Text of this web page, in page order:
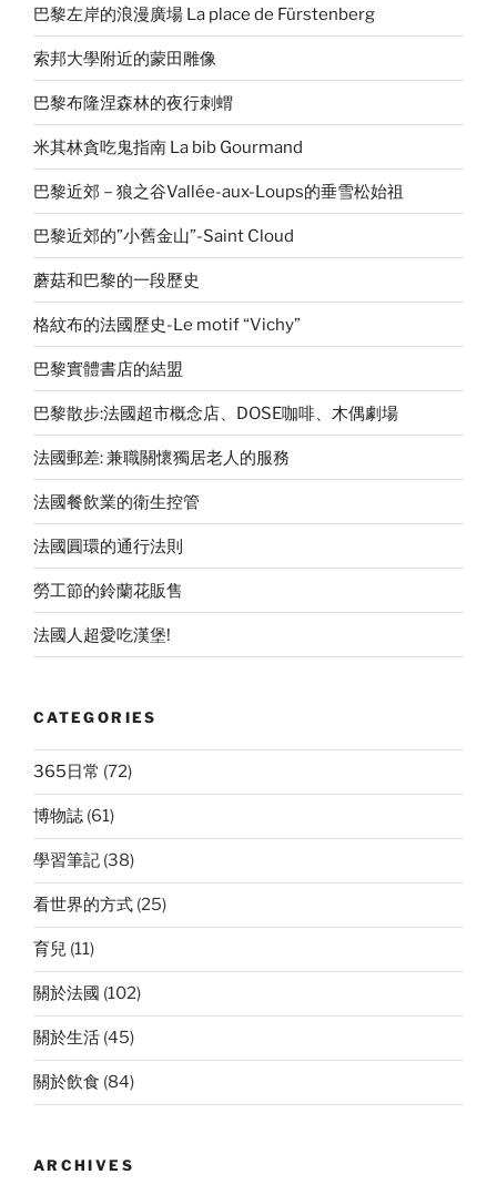
巴黎左岸的浪漫廣場 La place de Fürstenberg
索邦大學附近的蒙田雕像
巴黎布隆涅森林的夜行刺蝟
米其林貪吃鬼指南 La bib Gourmand
巴黎近郊－狼之谷Vallée-aux-Loups的垂雪松始祖
巴黎近郊的”小舊金山”-Saint Cloud
蘑菇和巴黎的一段歷史
格紋布的法國歷史-Le motif “Vichy”
巴黎實體書店的結盟
巴黎散步:法國超市概念店、DOSE咖啡、木偶劇場
法國郵差: 兼職關懷獨居老人的服務
法國餐飲業的衛生控管
法國圓環的通行法則
勞工節的鈴蘭花販售
法國人超愛吃漢堡!
CATEGORIES
365日常 (72)
博物誌 (61)
學習筆記 (38)
看世界的方式 (25)
育兒 (11)
關於法國 (102)
關於生活 (45)
關於飲食 (84)
ARCHIVES